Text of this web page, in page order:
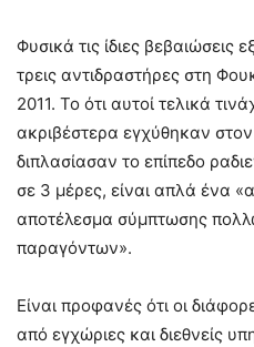
Φυσικά τις ίδιες βεβαιώσεις
τρεις αντιδραστήρες στη
2011. Το ότι αυτοί τελικά
ακριβέστερα εγχύθηκαν
διπλασίασαν το επίπεδο
σε 3 μέρες, είναι απλά ένα
αποτέλεσμα σύμπτωσης
παραγόντων».
Είναι προφανές ότι οι
από εγχώριες και διεθνείς